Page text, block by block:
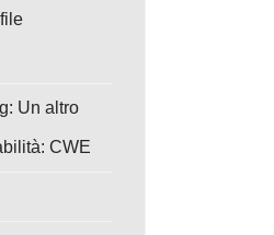
Un altro
CWE